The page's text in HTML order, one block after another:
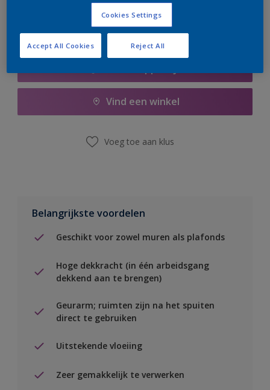
Vind een winkel
Voeg toe aan klus
Belangrijkste voordelen
Geschikt voor zowel muren als plafonds
Hoge dekkracht (in één arbeidsgang
dekkend aan te brengen)
Geurarm; ruimten zijn na het spuiten
direct te gebruiken
Uitstekende vloeiing
Zeer gemakkelijk te verwerken
Cookies Settings
Reject All
Accept All Cookies